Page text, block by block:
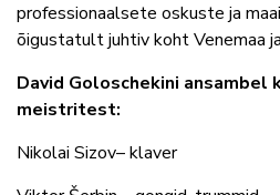
professionaalsete oskuste ja
õigustatult juhtiv koht Venemaa
David Goloschekini ansambel
meistritest:
Nikolai Sizov– klaver